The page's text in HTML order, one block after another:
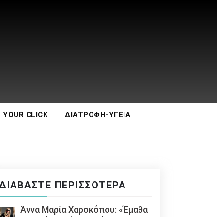
YOUR CLICK ΔΙΑΤΡΟΦΉ-ΥΓΕΊΑ
ΠΕΡΙΣΣΌΤΕΡΑ
Άννα Μαρία Χαροκόπου: «Έμαθα